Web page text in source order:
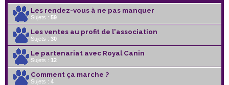
Les rendez-vous à ne pas manquer
Sujets : 59
Les ventes au profit de l'association
Sujets : 30
Le partenariat avec Royal Canin
Sujets : 12
Comment ça marche ?
Sujets : 4